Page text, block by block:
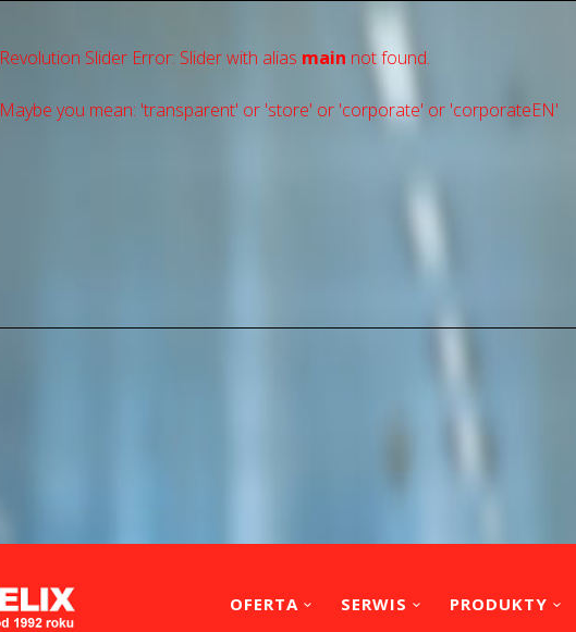
Revolution Slider Error: Slider with alias main not found.
Maybe you mean: 'transparent' or 'store' or 'сorporate' or 'corporateEN'
OFERTA SERWIS PRODUKTY